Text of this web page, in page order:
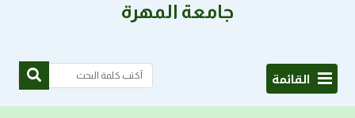
جامعة المهرة
القائمة